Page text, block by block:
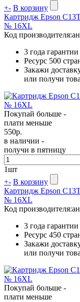
+- В корзину
Картридж Epson
№ 16XL
Код производителя:
3 года гарантии
Ресурс 500
Закажи
или получи
Покупай больше -
плати меньше
550р.
в наличии -
получи в пятницу
1шт
+- В корзину
Картридж Epson
№ 16XL
Код производителя:
3 года гарантии
Ресурс 450
Закажи
или получи
Покупай больше -
плати меньше